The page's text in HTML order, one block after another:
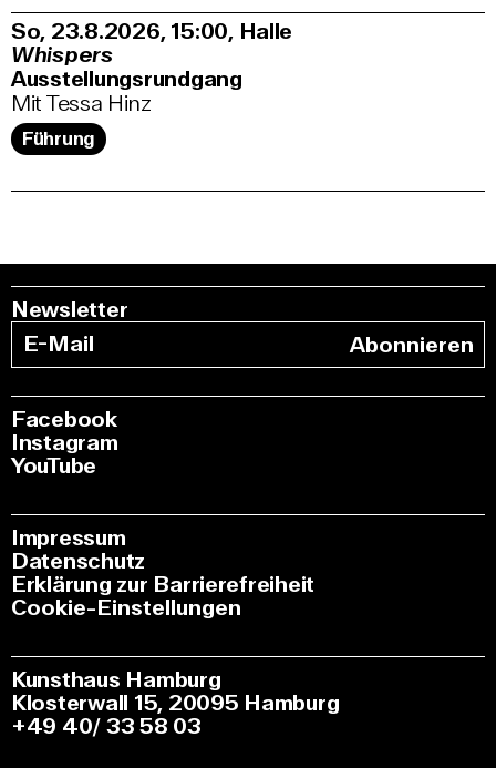
So, 23.8.2026 15:00, Halle
Whispers
Ausstellungsrundgang
Mit Tessa Hinz
Führung
Newsletter
Abonnieren
Facebook
Instagram
YouTube
Impressum
Datenschutz
Erklärung zur Barrierefreiheit
Cookie-Einstellungen
Kunsthaus Hamburg
Klosterwall 15, 20095 Hamburg
+49 40/ 33 58 03